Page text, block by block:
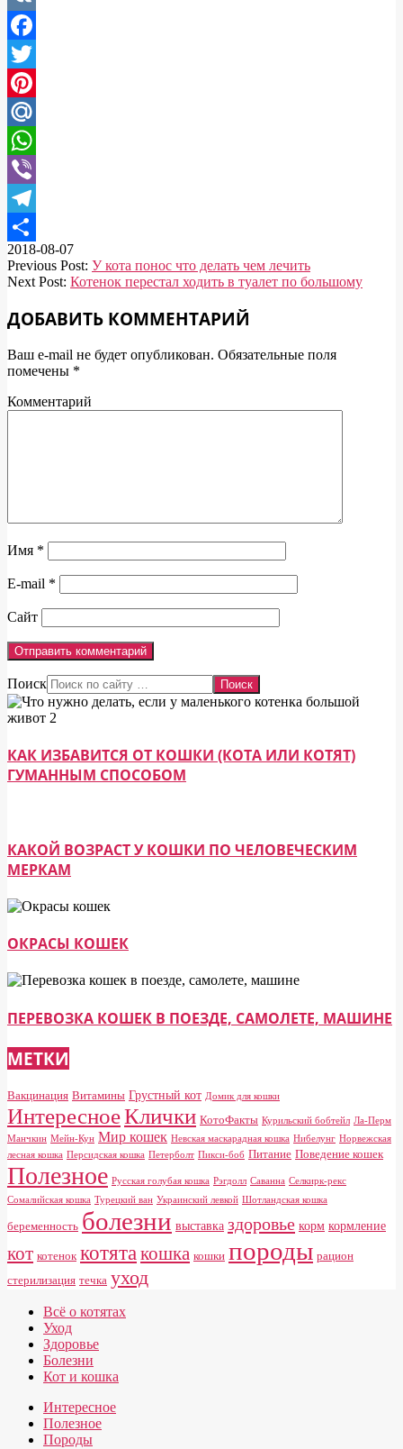
VK
Facebook
Twitter
Pinterest
Mail.Ru
WhatsApp
Viber
Telegram
Отправить
2018-08-07
Previous Post: У кота понос что делать чем лечить
Next Post: Котенок перестал ходить в туалет по большому
ДОБАВИТЬ КОММЕНТАРИЙ
Ваш e-mail не будет опубликован. Обязательные поля
помечены *
Комментарий
Имя *
E-mail *
Сайт
Поиск
КАК ИЗБАВИТСЯ ОТ КОШКИ (КОТА ИЛИ КОТЯТ)
ГУМАННЫМ СПОСОБОМ
КАКОЙ ВОЗРАСТ У КОШКИ ПО ЧЕЛОВЕЧЕСКИМ
МЕРКАМ
ОКРАСЫ КОШЕК
ПЕРЕВОЗКА КОШЕК В ПОЕЗДЕ, САМОЛЕТЕ, МАШИНЕ
МЕТКИ
Вакцинация Витамины Грустный кот Домик для кошки
ИнтересноеКлички КотоФакты Курильский бобтейл Ла-Перм
Манчкин Мейн-Кун Мир кошек Невская маскарадная кошка Нибелунг Норвежская
лесная кошка Персидская кошка Петерболт Пикси-боб Питание Поведение кошек
Полезное Русская голубая кошка Рэгдолл Саванна Селкирк-рекс
Сомалийская кошка Турецкий ван Украинский левкой Шотландская кошка
беременность болезни выставка здоровье корм кормление
кот котенок котята кошка кошки породы рацион
стерилизация течка уход
Всё о котятах
Уход
Здоровье
Болезни
Кот и кошка
Интересное
Полезное
Породы